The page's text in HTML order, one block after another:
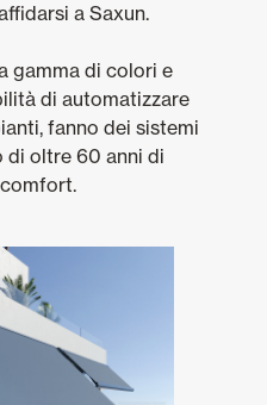
a Saxun.
gamma di colori e
di automatizzare
fanno dei sistemi
oltre 60 anni di